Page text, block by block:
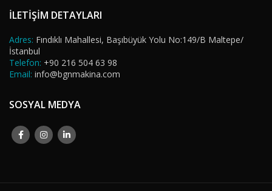
İLETİŞİM DETAYLARI
Adres: Fındıklı Mahallesi, Başıbüyük Yolu No:149/B Maltepe/
İstanbul
Telefon: +90 216 504 63 98
Email: info@bgnmakina.com
SOSYAL MEDYA